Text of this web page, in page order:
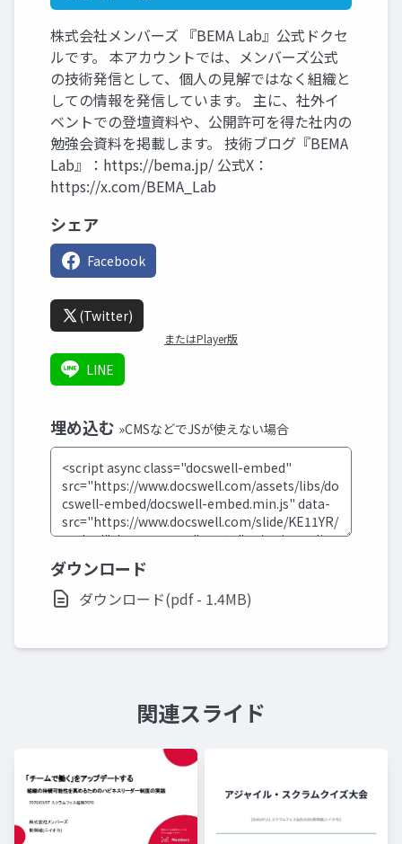
株式会社メンバーズ 『BEMA Lab』公式ドクセ
ルです。 本アカウントでは、メンバーズ公式
の技術発信として、個人の見解ではなく組織と
しての情報を発信しています。 主に、社外イ
ベントでの登壇資料や、公開許可を得た社内の
勉強会資料を掲載します。 技術ブログ『BEMA
Lab』：https://bema.jp/ 公式X：
https://x.com/BEMA_Lab
シェア
Facebook
(Twitter)
またはPlayer版
LINE
埋め込む »CMSなどでJSが使えない場合
ダウンロード
ダウンロード(pdf - 1.4MB)
関連スライド